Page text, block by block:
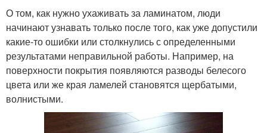
О том, как нужно ухаживать за ламинатом, люди
начинают узнавать только после того, как уже допустили
какие-то ошибки или столкнулись с определенными
результатами неправильной работы. Например, на
поверхности покрытия появляются разводы белесого
цвета или же края ламелей становятся щербатыми,
волнистыми.